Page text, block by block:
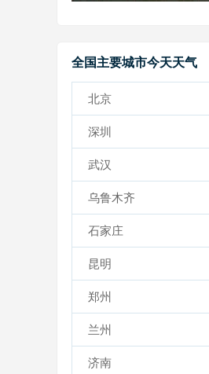
全国主要城市今天天气
北京
深圳
武汉
乌鲁木齐
石家庄
昆明
郑州
兰州
济南